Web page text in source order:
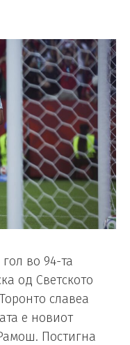
во 94-та
од Светското
славеа
е новиот
Постигна